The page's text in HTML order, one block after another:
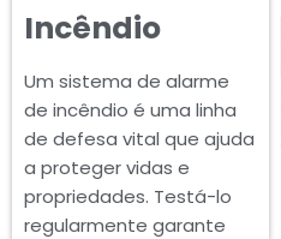
Incêndio
Um sistema de alarme
de incêndio é uma linha
de defesa vital que ajuda
a proteger vidas e
propriedades. Testá-lo
regularmente garante